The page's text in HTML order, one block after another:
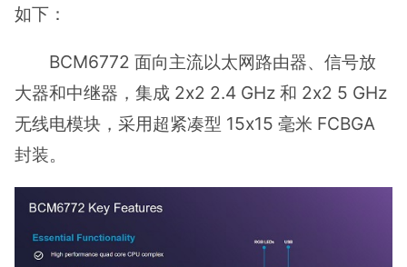
如下：
BCM6772 面向主流以太网路由器、信号放
大器和中继器，集成 2x2 2.4 GHz 和 2x2 5 GHz
无线电模块，采用超紧凑型 15x15 毫米 FCBGA
封装。